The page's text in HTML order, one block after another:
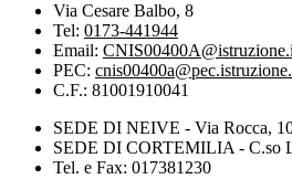
Via Cesare Balbo, 8
Tel: 0173-441944
Email:
PEC:
C.F.: 81001910041
SEDE DI NEIVE - Via Rocca,
SEDE DI CORTEMILIA - C.so
Tel. e Fax: 017381230